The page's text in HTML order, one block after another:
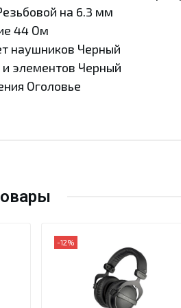
на 6.3 мм
44 Ом
наушников Черный
и элементов Черный
Оголовье
-12%